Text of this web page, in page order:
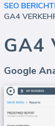
SEO
GA4
GA4
Google